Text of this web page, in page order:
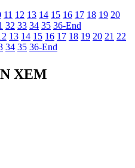
11 12 13 14 15 16 17 18 19 20
32 33 34 35 36-End
13 14 15 16 17 18 19 20 21 22
34 35 36-End
XEM